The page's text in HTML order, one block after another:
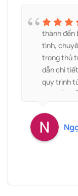
thành đến
tình,
trong thủ
dẫn chi
quy trình
quả đều